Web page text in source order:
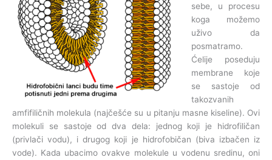
sebe, u procesu
koga možemo
uživo da
posmatramo.
Ćelije poseduju
membrane koje
se sastoje od
takozvanih
amfifiličnih molekula (najčešće su u pitanju masne kiseline). Ovi
molekuli se sastoje od dva dela: jednog koji je hidrofiličan
(privlači vodu), i drugog koji je hidrofobičan (biva izbačen iz
vode). Kada ubacimo ovakve molekule u vodenu sredinu, oni